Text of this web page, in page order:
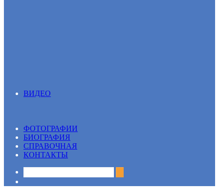
ВИДЕО
ФОТОГРАФИИ
БИОГРАФИЯ
СПРАВОЧНАЯ
КОНТАКТЫ